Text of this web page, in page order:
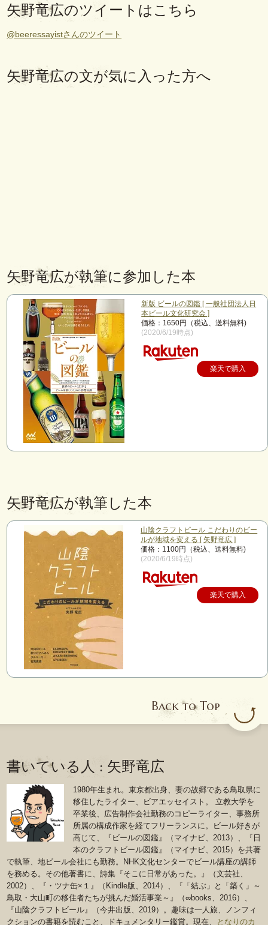
矢野竜広のツイートはこちら
@beeressayistさんのツイート
矢野竜広の文が気に入った方へ
矢野竜広が執筆に参加した本
新版 ビールの図鑑 [ 一般社団法人日
本ビール文化研究会 ]
価格：1650円（税込、送料無料)
(2020/6/19時点)
楽天で購入
矢野竜広が執筆した本
山陰クラフトビール こだわりのビー
ルが地域を変える [ 矢野竜広 ]
価格：1100円（税込、送料無料)
(2020/6/19時点)
楽天で購入
Back to Top
書いている人 : 矢野竜広
1980年生まれ。東京都出身、妻の故郷である鳥取県に
移住したライター、ビアエッセイスト。 立教大学を
卒業後、広告制作会社勤務のコピーライター、事務所
所属の構成作家を経てフリーランスに。ビール好きが
高じて、『ビールの図鑑』（マイナビ、2013）、『日
本のクラフトビール図鑑』（マイナビ、2015）を共著
で執筆、地ビール会社にも勤務。NHK文化センターでビール講座の講師
を務める。その他著書に、詩集『そこに日常があった。』（文芸社、
2002）、『・ツナ缶×１』（Kindle版、2014）、『「結ぶ」と「築く」～
鳥取・大山町の移住者たちが挑んだ婚活事業～』（∞books、2016）、
『山陰クラフトビール』（今井出版、2019）。趣味は一人旅、ノンフィ
クションの書籍を読むこと、ドキュメンタリー鑑賞。現在、
となりのカ